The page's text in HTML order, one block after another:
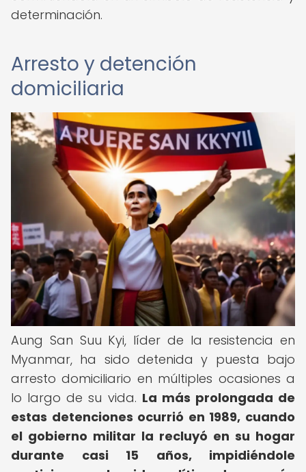
determinación.
Arresto y detención
domiciliaria
Aung San Suu Kyi, líder de la resistencia en
Myanmar, ha sido detenida y puesta bajo
arresto domiciliario en múltiples ocasiones a
lo largo de su vida. La más prolongada de
estas detenciones ocurrió en 1989, cuando
el gobierno militar la recluyó en su hogar
durante casi 15 años, impidiéndole